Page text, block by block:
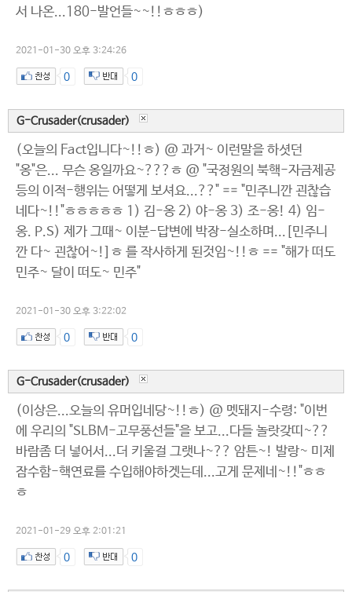
서 나온...180-발언들~~!!ㅎㅎㅎ)
2021-01-30 오후 3:24:26
0 0
G-Crusader(crusader)
(오늘의 Fact입니다~!!ㅎ) @ 과거~ 이런말을 하셧던
"옹"은... 무슨 옹일까요~???ㅎ @ "국정원의 북핵-자금제공
등의 이적-행위는 어떻게 보셔요...??" == "민주니깐 괸찮습
네다~!!"ㅎㅎㅎㅎㅎ 1) 김-옹 2) 야-옹 3) 조-옹! 4) 임-
옹. P.S) 제가 그때~ 이분-답변에 박장-실소하며...[민주니
깐 다~ 괸찮어~!]ㅎ 를 작사하게 된것임~!!ㅎ == "해가 떠도
민주~ 달이 떠도~ 민주"
2021-01-30 오후 3:22:02
0 0
G-Crusader(crusader)
(이상은...오늘의 유머입네당~!!ㅎ) @ 멧돼지-수령: "이번
에 우리의 "SLBM-고무풍선들"을 보고...다들 놀랏갖띠~??
바람좀 더 넣어서...더 키울걸 그랫나~?? 암튼~! 발랑~ 미제
잠수함-핵연료를 수입해야하겟는데...고게 문제네~!!"ㅎㅎ
ㅎ
2021-01-29 오후 2:01:21
0 0